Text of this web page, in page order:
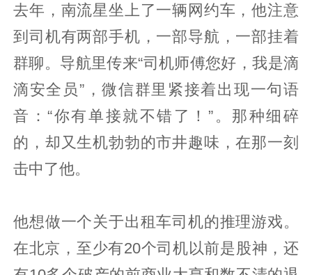
去年，南流星坐上了一辆网约车，他注意
到司机有两部手机，一部导航，一部挂着
群聊。导航里传来“司机师傅您好，我是滴
滴安全员”，微信群里紧接着出现一句语
音：“你有单接就不错了！”。那种细碎
的，却又生机勃勃的市井趣味，在那一刻
击中了他。
他想做一个关于出租车司机的推理游戏。
在北京，至少有20个司机以前是股神，还